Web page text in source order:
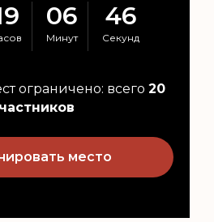
06
Минут
45
Секунд
ограничено: всего 20
место